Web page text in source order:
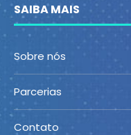
SAIBA MAIS
Sobre nós
Parcerias
Contato